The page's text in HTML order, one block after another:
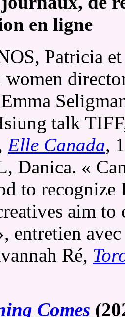
en ligne
Patricia
women
talk
Elle Canada,
Danica. «
to
aim
entretien
Ré,
Comes